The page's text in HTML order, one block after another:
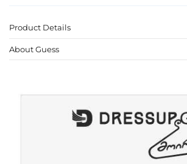
Product Details
About Guess